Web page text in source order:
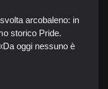
arcobaleno: in
storico Pride.
oggi nessuno è